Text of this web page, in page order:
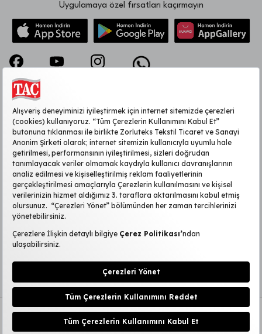
Sepete Ekle
Uygulamaya özel fırsatları kaçırmayın
KURUMSAL
MÜŞTERİ HİZMETLERİ
SİTE HAKKINDA
POPÜLER KATEGORİLER
2026 ©TAÇ
|
Aydınlatma Metni |